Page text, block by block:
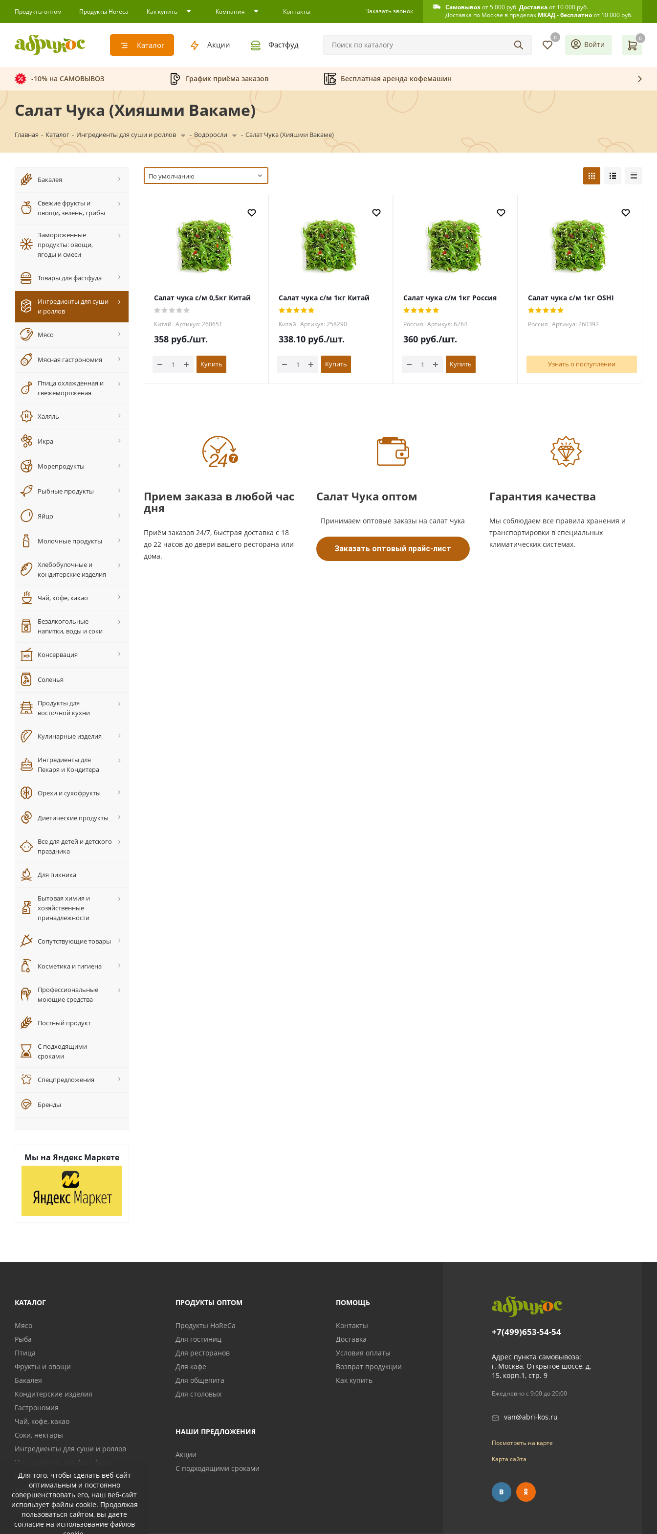
Для того, чтобы сделать веб-сайт
оптимальным и постоянно
совершенствовать его, наш веб-сайт
использует файлы cookie. Продолжая
пользоваться сайтом, вы даете
согласие на использование файлов
Продукты оптом Продукты Horeca Как купить Компания Контакты Заказать звонок Самовывозот 5 000 руб.Доставкаот 10 000 руб.
Доставка по Москве в пределах МКАД - бесплатноот 10 000 руб.
Каталог Акции Фастфуд
0 0
Войти
-10% на САМОВЫВОЗ График приёма заказов Бесплатная аренда кофемашин
Салат Чука (Хияшми Вакаме)
Главная - Каталог - Ингредиенты для суши и роллов - Водоросли - Салат Чука (Хияшми Вакаме)
По умолчанию
Салат чука с/м 0,5кг Китай
Китай Артикул: 260651
358 руб./шт.
Купить
Салат чука с/м 1кг Китай
Китай Артикул: 258290
338.10 руб./шт.
Купить
Салат чука с/м 1кг Россия
Россия Артикул: 6264
360 руб./шт.
Купить
Салат чука с/м 1кг OSHI
Россия Артикул: 260392
Узнать о поступлении
Прием заказа в любой час
дня
Приём заказов 24/7, быстрая доставка с 18
до 22 часов до двери вашего ресторана или
дома.
Салат Чука оптом
Принимаем оптовые заказы на салат чука
Заказать оптовый прайс-лист
Гарантия качества
Мы соблюдаем все правила хранения и
транспортировки в специальных
климатических системах.
Бакалея
Свежие фрукты и
овощи, зелень, грибы
Замороженные
продукты: овощи,
ягоды и смеси
Товары для фастфуда
Ингредиенты для суши
и роллов
Мясо
Мясная гастрономия
Птица охлажденная и
свежемороженая
Халяль
Икра
Морепродукты
Рыбные продукты
Яйцо
Молочные продукты
Хлебобулочные и
кондитерские изделия
Чай, кофе, какао
Безалкогольные
напитки, воды и соки
Консервация
Соленья
Продукты для
восточной кухни
Кулинарные изделия
Ингредиенты для
Пекаря и Кондитера
Орехи и сухофрукты
Диетические продукты
Все для детей и детского
праздника
Для пикника
Бытовая химия и
хозяйственные
принадлежности
Сопутствующие товары
Косметика и гигиена
Профессиональные
моющие средства
Постный продукт
С подходящими
сроками
Спецпредложения
Бренды
Мы на Яндекс Маркете
КАТАЛОГ
Мясо
Рыба
Птица
Фрукты и овощи
Бакалея
Кондитерские изделия
Гастрономия
Чай, кофе, какао
Соки, нектары
Ингредиенты для суши и роллов
Ингредиенты для фаст фуда
Консервы
Крупы
ПРОДУКТЫ ОПТОМ
Продукты HoReCa
Для гостиниц
Для ресторанов
Для кафе
Для общепита
Для столовых
НАШИ ПРЕДЛОЖЕНИЯ
Акции
С подходящими сроками
ПОМОЩЬ
Контакты
Доставка
Условия оплаты
Возврат продукции
Как купить
+7(499)653-54-54
Адрес пункта самовывоза:
г. Москва, Открытое шоссе, д.
15, корп.1, стр. 9
Ежедневно с 9:00 до 20:00
van@abri-kos.ru
Посмотреть на карте
Карта сайта